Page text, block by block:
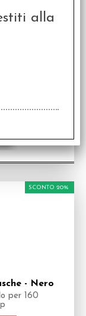
- Blu
- Nero
per 160
SCONTO 20%
alla